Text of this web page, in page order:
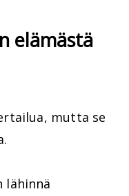
elämästä
mutta se
lähinnä